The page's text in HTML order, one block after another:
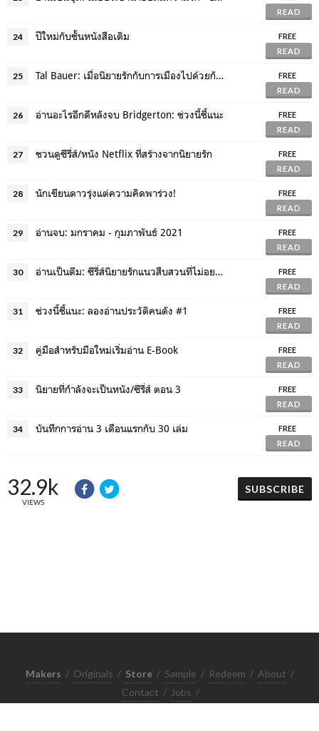
READ
24 ปีใหม่กับชั้นหนังสือเดิม
FREE
READ
25 Tal Bauer: เมื่อนิยายรักกับการเมืองไปด้วยกันได้
FREE
READ
26 อ่านอะไรอีกดีหลังจบ Bridgerton: ช่วงนี้ชี้แนะ
FREE
READ
27 ชวนดูซีรี่ส์/หนัง Netflix ที่สร้างจากนิยายรัก
FREE
READ
28 นักเขียนดาวรุ่งแต่ความคิดพาร่วง!
FREE
READ
29 อ่านจบ: มกราคม - กุมภาพันธ์ 2021
FREE
READ
30 อ่านเป็นตีม: ซีรี่ส์นิยายรักแนวสืบสวนที่ไม่อยากให้พลาด
FREE
READ
31 ช่วงนี้ชี้แนะ: ลองอ่านประวัติคนดัง #1
FREE
READ
32 คู่มือสำหรับมือใหม่เริ่มอ่าน E-Book
FREE
READ
33 นิยายที่กำลังจะเป็นหนัง/ซีรี่ส์ ตอน 3
FREE
READ
34 บันทึกการอ่าน 3 เดือนแรกกับ 30 เล่ม
FREE
READ
32.9k
VIEWS
SUBSCRIBE
Makers / Originals / Store / Sample / Redeem / About /
Contact / Jobs /